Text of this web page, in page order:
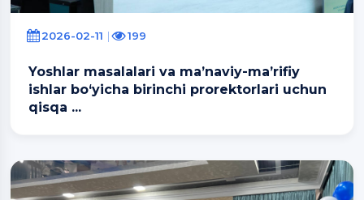
2026-02-11 199
Yoshlar masalalari va ma’naviy-ma’rifiy
ishlar bo‘yicha birinchi prorektorlari uchun
qisqa ...